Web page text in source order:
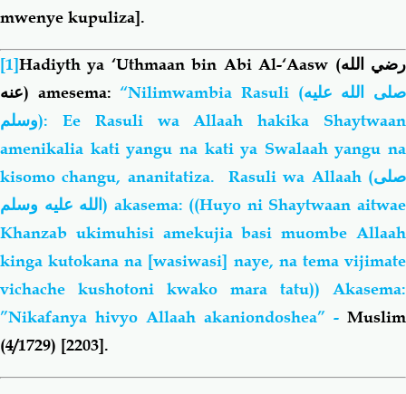
mwenye kupuliza].
[1]Hadiyth ya ‘Uthmaan bin Abi Al-‘Aasw (رضي الله
عنه) amesema: “Nilimwambia Rasuli (صلى الله عليه
وسلم): Ee Rasuli wa Allaah hakika Shaytwaan
amenikalia kati yangu na kati ya Swalaah yangu na
kisomo changu, ananitatiza. Rasuli wa Allaah (صلى
الله عليه وسلم) akasema: ((Huyo ni Shaytwaan aitwae
Khanzab ukimuhisi amekujia basi muombe Allaah
kinga kutokana na [wasiwasi] naye, na tema vijimate
vichache kushotoni kwako mara tatu)) Akasema:
”Nikafanya hivyo Allaah akaniondoshea” - Muslim
(4/1729) [2203].